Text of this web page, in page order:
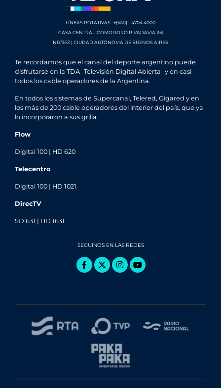
LÍNEAS ROTATIVAS.: +(5411) - 4704 4000
CASA CENTRAL: COMODORO RIVADAVIA 1151
NÚÑEZ | CIUDAD AUTÓNOMA DE BUENOS AIRES
Te recordamos que el canal del deporte argentino puede
disfrutarse en la TDA -Televisión Digital Abierta- y en casi
todos los cable operadores de la Argentina.
En todos los sistemas de Supercanal, Telered, Gigared y en
los más de 200 cable operadores del interior del país, que ya
lo incorporaron a sus grilla.
Flow
Digital 100 | HD 620
Telecentro
Digital 100 | HD 1021
DirecTV
SD 631 | HD 1631
SEGUINOS EN LAS REDES